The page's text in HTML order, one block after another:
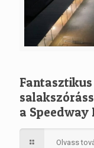
a Speedway
Olvass